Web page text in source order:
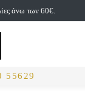
άνω των 60€.
55629